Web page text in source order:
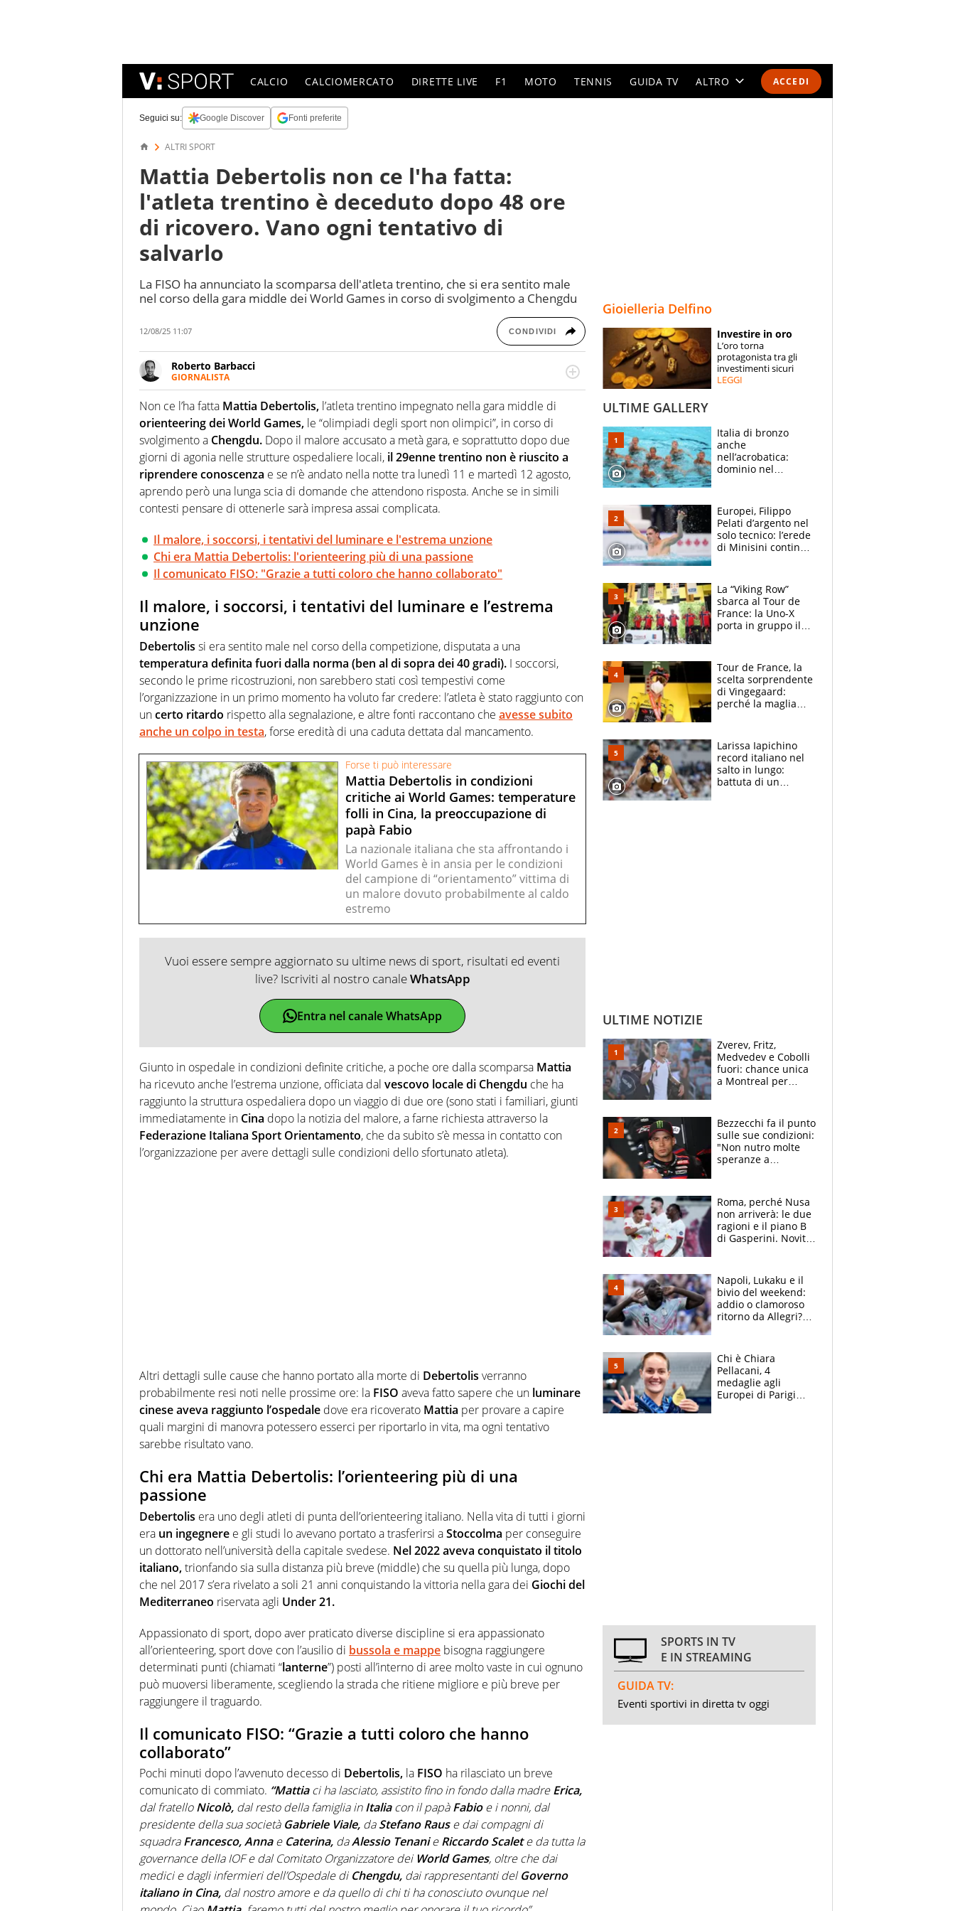
ACCEDI
CALCIO CALCIOMERCATO DIRETTE LIVE F1 MOTO TENNIS GUIDA TV ALTRO
SPECIALI
ESPERTI
Seguici su: Google Discover Fonti preferite
ALTRI SPORT
Mattia Debertolis non ce l'ha fatta:
l'atleta trentino è deceduto dopo 48 ore
di ricovero. Vano ogni tentativo di
salvarlo
La FISO ha annunciato la scomparsa dell'atleta trentino, che si era sentito male
nel corso della gara middle dei World Games in corso di svolgimento a Chengdu
12/08/25 11:07 CONDIVIDI
Roberto Barbacci
GIORNALISTA
Giornalista (pubblicista) sportivo a tutto campo, è il tuttologo di Virgilio Sport. Provate a
chiedergli di boxe, di scherma, di volley o di curling: ve ne farà innamorare
Non ce l’ha fatta Mattia Debertolis, l’atleta trentino impegnato nella gara middle di
orienteering dei World Games, le “olimpiadi degli sport non olimpici”, in corso di
svolgimento a Chengdu. Dopo il malore accusato a metà gara, e soprattutto dopo due
giorni di agonia nelle strutture ospedaliere locali, il 29enne trentino non è riuscito a
riprendere conoscenza e se n’è andato nella notte tra lunedì 11 e martedì 12 agosto,
aprendo però una lunga scia di domande che attendono risposta. Anche se in simili
contesti pensare di ottenerle sarà impresa assai complicata.
Il malore, i soccorsi, i tentativi del luminare e l'estrema unzione
Chi era Mattia Debertolis: l'orienteering più di una passione
Il comunicato FISO: "Grazie a tutti coloro che hanno collaborato"
Il malore, i soccorsi, i tentativi del luminare e l’estrema
unzione
Debertolis si era sentito male nel corso della competizione, disputata a una
temperatura definita fuori dalla norma (ben al di sopra dei 40 gradi). I soccorsi,
secondo le prime ricostruzioni, non sarebbero stati così tempestivi come
l’organizzazione in un primo momento ha voluto far credere: l’atleta è stato raggiunto con
uncerto ritardo rispetto alla segnalazione, e altre fonti raccontano che avesse subito
anche un colpo in testa, forse eredità di una caduta dettata dal mancamento.
Forse ti può interessare
Mattia Debertolis in condizioni
critiche ai World Games: temperature
folli in Cina, la preoccupazione di
papà Fabio
La nazionale italiana che sta affrontando i
World Games è in ansia per le condizioni
del campione di “orientamento” vittima di
un malore dovuto probabilmente al caldo
estremo
Vuoi essere sempre aggiornato su ultime news di sport, risultati ed eventi
live? Iscriviti al nostro canaleWhatsApp
Entra nel canale WhatsApp
Giunto in ospedale in condizioni definite critiche, a poche ore dalla scomparsa Mattia
ha ricevuto anche l’estrema unzione, officiata dal vescovo locale di Chengdu che ha
raggiunto la struttura ospedaliera dopo un viaggio di due ore (sono stati i familiari, giunti
immediatamente in Cina dopo la notizia del malore, a farne richiesta attraverso la
Federazione Italiana Sport Orientamento, che da subito s’è messa in contatto con
l’organizzazione per avere dettagli sulle condizioni dello sfortunato atleta).
Altri dettagli sulle cause che hanno portato alla morte di Debertolis verranno
probabilmente resi noti nelle prossime ore: la FISO aveva fatto sapere che un luminare
cinese aveva raggiunto l’ospedale dove era ricoverato Mattia per provare a capire
quali margini di manovra potessero esserci per riportarlo in vita, ma ogni tentativo
sarebbe risultato vano.
Chi era Mattia Debertolis: l’orienteering più di una
passione
Debertolis era uno degli atleti di punta dell’orienteering italiano. Nella vita di tutti i giorni
era un ingegnere e gli studi lo avevano portato a trasferirsi aStoccolma per conseguire
un dottorato nell’università della capitale svedese. Nel 2022 aveva conquistato il titolo
italiano,trionfando sia sulla distanza più breve (middle) che su quella più lunga, dopo
che nel 2017 s’era rivelato a soli 21 anni conquistando la vittoria nella gara dei Giochi del
Mediterraneo riservata agli Under 21.
Appassionato di sport, dopo aver praticato diverse discipline si era appassionato
all’orienteering, sport dove con l’ausilio di bussola e mappe bisogna raggiungere
determinati punti (chiamati “lanterne”) posti all’interno di aree molto vaste in cui ognuno
può muoversi liberamente, scegliendo la strada che ritiene migliore e più breve per
raggiungere il traguardo.
Il comunicato FISO: “Grazie a tutti coloro che hanno
collaborato”
Pochi minuti dopo l’avvenuto decesso di Debertolis, la FISO ha rilasciato un breve
comunicato di commiato. “Mattiaci ha lasciato, assistito fino in fondo dalla madreErica,
dal fratelloNicolò, dal resto della famiglia inItaliacon il papàFabioe i nonni, dal
presidente della sua società Gabriele Viale, daStefano Rause dai compagni di
squadraFrancesco, Annae Caterina, daAlessio TenanieRiccardo Scalete da tutta la
governance della IOF e dal Comitato Organizzatore dei World Games, oltre che dai
medici e dagli infermieri dell’Ospedale di Chengdu, dai rappresentanti del Governo
italiano in Cina, dal nostro amore e da quello di chi ti ha conosciuto ovunque nel
Gioielleria Delfino
Investire in oro
L’oro torna
protagonista tra gli
investimenti sicuri
LEGGI
ULTIME GALLERY
Italia di bronzo
anche
nell’acrobatica:
dominio nel
e compagni
continuare
Europei, Filippo
Pelati d’argento nel
solo tecnico: l’erede
di Minisini continua
mirino
La “Viking Row”
sbarca al Tour de
France: la Uno-X
porta in gruppo il
compagni
Tour de France, la
scelta sorprendente
di Vingegaard:
perché la maglia
rischio da evitare
Larissa Iapichino
record italiano nel
salto in lungo:
battuta di un
ULTIME NOTIZIE
Zverev, Fritz,
Medvedev e Cobolli
fuori: chance unica
a Montreal per
attacca le palline
Bezzecchi fa il punto
sulle sue condizioni:
"Non nutro molte
speranze a
da Aragon
Roma, perché Nusa
non arriverà: le due
ragioni e il piano B
di Gasperini. Novità
Napoli, Lukaku e il
bivio del weekend:
addio o clamoroso
ritorno da Allegri?
Chi è Chiara
Pellacani, 4
medaglie agli
Europei di Parigi
SPORTS IN TV
E IN STREAMING
GUIDA TV:
Eventi sportivi in diretta tv oggi